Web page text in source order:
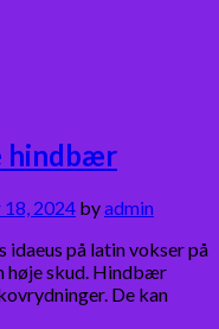
hindbær
2024 byadmin
på latin vokser på
høje skud. Hindbær
De kan